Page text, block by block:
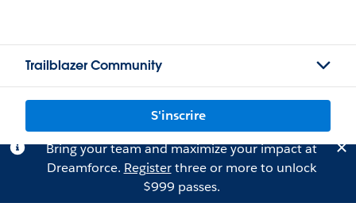
Trailblazer Community
S'inscrire
Bring your team and maximize your impact at
Dreamforce. Registerthree or more to unlock
$999 passes.